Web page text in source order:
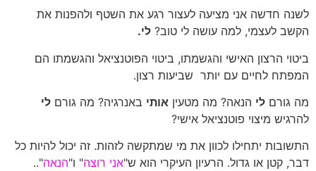
לשנה חדשה אני מציעה לעצור רגע את השטף ולהפנות את
הקשב לעצמי, למה עושה לי טוב? לי.
ביטוי הרצון האישי והגשמתו, ביטוי הפוטנציאל והגשמתו הם
המפתח לחיים עם יותר שביעות רצון.
מה גורם לי הנאה? מה מטעין אותי באנרגיה? מה גורם לי
להרגיש מיצוי פוטנציאל אישי?
התשובות יתחילו לכוון את מי שמתקשה לזהות. זה יכול להיות כל
דבר, קטן או גדול. הרעיון העיקרי הוא ש"אני רוצה" ו"הנאה"..